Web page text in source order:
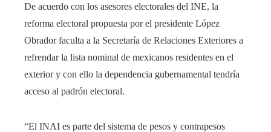
De acuerdo con los asesores electorales del INE, la
reforma electoral propuesta por el presidente López
Obrador faculta a la Secretaría de Relaciones Exteriores a
refrendar la lista nominal de mexicanos residentes en el
exterior y con ello la dependencia gubernamental tendría
acceso al padrón electoral.
“El INAI es parte del sistema de pesos y contrapesos